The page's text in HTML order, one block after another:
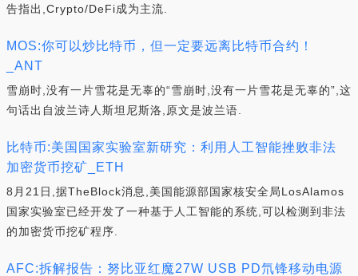
告指出,Crypto/DeFi成为主流.
MOS:你可以炒比特币，但一定要远离比特币合约！
_ANT
雪崩时,没有一片雪花是无辜的“雪崩时,没有一片雪花是无辜的”,这
句话出自波兰诗人斯坦尼斯洛,原文是波兰语.
比特币:美国国家实验室新研究：利用人工智能挫败非法
加密货币挖矿_ETH
8月21日,据TheBlock消息,美国能源部国家核安全局LosAlamos
国家实验室已经开发了一种基于人工智能的系统,可以检测到非法
的加密货币挖矿程序.
AFC:拆解报告：努比亚红魔27W USB PD氘锋移动电源